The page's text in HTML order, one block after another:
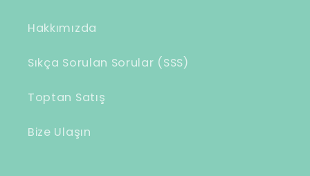
Hakkımızda
Sıkça Sorulan Sorular (SSS)
Toptan Satış
Bize Ulaşın